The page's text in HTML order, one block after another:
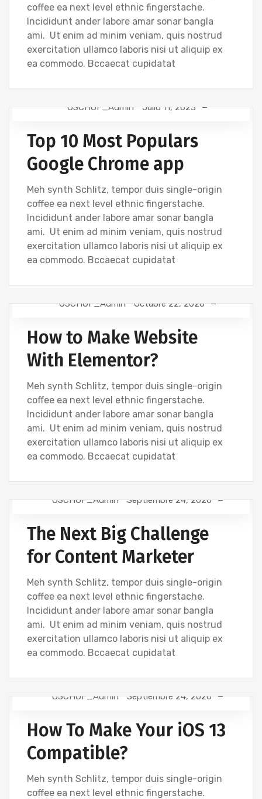
coffee ea next level ethnic fingerstache.
Incididunt ander labore amar sonar bangla
ami. Ut enim ad minim veniam, quis nostrud
exercitation ullamco laboris nisi ut aliquip ex
ea commodo. Bccaecat cupidatat
OSCHOF_Admin Julio 11, 2023
Top 10 Most Populars
Google Chrome app
Meh synth Schlitz, tempor duis single-origin
coffee ea next level ethnic fingerstache.
Incididunt ander labore amar sonar bangla
ami. Ut enim ad minim veniam, quis nostrud
exercitation ullamco laboris nisi ut aliquip ex
ea commodo. Bccaecat cupidatat
OSCHOF_Admin Octubre 22, 2020
How to Make Website
With Elementor?
Meh synth Schlitz, tempor duis single-origin
coffee ea next level ethnic fingerstache.
Incididunt ander labore amar sonar bangla
ami. Ut enim ad minim veniam, quis nostrud
exercitation ullamco laboris nisi ut aliquip ex
ea commodo. Bccaecat cupidatat
OSCHOF_Admin Septiembre 24, 2020
The Next Big Challenge
for Content Marketer
Meh synth Schlitz, tempor duis single-origin
coffee ea next level ethnic fingerstache.
Incididunt ander labore amar sonar bangla
ami. Ut enim ad minim veniam, quis nostrud
exercitation ullamco laboris nisi ut aliquip ex
ea commodo. Bccaecat cupidatat
OSCHOF_Admin Septiembre 24, 2020
How To Make Your iOS 13
Compatible?
Meh synth Schlitz, tempor duis single-origin
coffee ea next level ethnic fingerstache.